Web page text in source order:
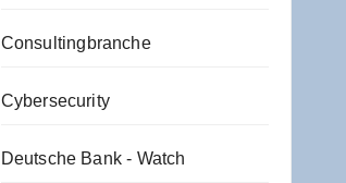
Consultingbranche
Cybersecurity
Deutsche Bank - Watch